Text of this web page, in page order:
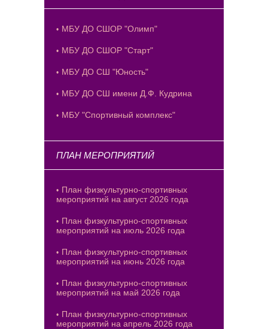
МБУ ДО СШОР "Олимп"
МБУ ДО СШОР "Старт"
МБУ ДО СШ "Юность"
МБУ ДО СШ имени Д.Ф. Кудрина
МБУ "Спортивный комплекс"
ПЛАН МЕРОПРИЯТИЙ
План физкультурно-спортивных
мероприятий на август 2026 года
План физкультурно-спортивных
мероприятий на июль 2026 года
План физкультурно-спортивных
мероприятий на июнь 2026 года
План физкультурно-спортивных
мероприятий на май 2026 года
План физкультурно-спортивных
мероприятий на апрель 2026 года